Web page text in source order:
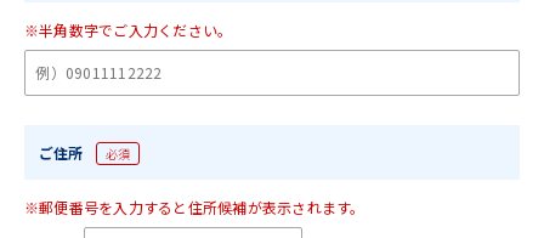
※半角数字でご入力ください。
ご住所 必須
※郵便番号を入力すると住所候補が表示されます。